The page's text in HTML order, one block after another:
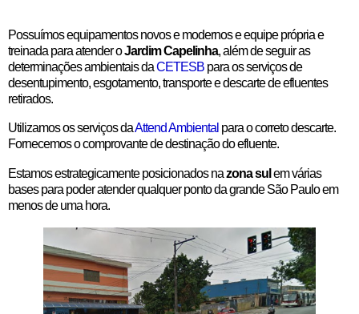
Possuímos equipamentos novos e modernos e equipe própria e
treinada para atender oJardim Capelinha, além de seguir as
determinações ambientais daCETESB para os serviços de
desentupimento, esgotamento, transporte e descarte de efluentes
retirados.
Utilizamos os serviços daAttend Ambiental para o correto descarte.
Fornecemos o comprovante de destinação do efluente.
Estamos estrategicamente posicionados nazona sul em várias
bases para poder atender qualquer ponto da grande São Paulo em
menos de uma hora.